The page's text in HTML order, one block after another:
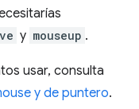
y mouseup .
usar, consulta
y de puntero.